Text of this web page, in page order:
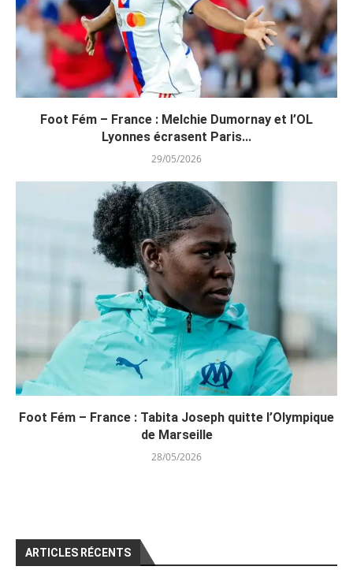
Foot Fém – France : Melchie Dumornay et l’OL
Lyonnes écrasent Paris...
29/05/2026
Foot Fém – France : Tabita Joseph quitte l’Olympique
de Marseille
28/05/2026
ARTICLES RÉCENTS